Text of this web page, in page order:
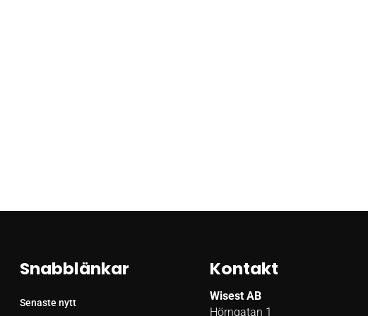
Snabblänkar
Senaste nytt
Kontakt
Wisest AB
Hörngatan 1